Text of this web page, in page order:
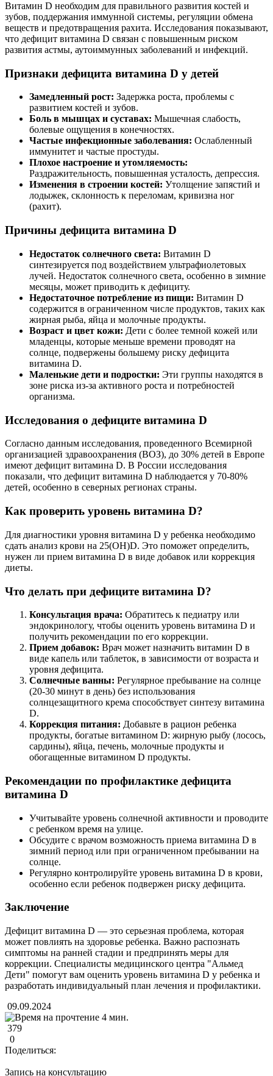
Витамин D необходим для правильного развития костей и
зубов, поддержания иммунной системы, регуляции обмена
веществ и предотвращения рахита. Исследования показывают,
что дефицит витамина D связан с повышенным риском
развития астмы, аутоиммунных заболеваний и инфекций.
Признаки дефицита витамина D у детей
Замедленный рост: Задержка роста, проблемы с
развитием костей и зубов.
Боль в мышцах и суставах: Мышечная слабость,
болевые ощущения в конечностях.
Частые инфекционные заболевания: Ослабленный
иммунитет и частые простуды.
Плохое настроение и утомляемость:
Раздражительность, повышенная усталость, депрессия.
Изменения в строении костей: Утолщение запястий и
лодыжек, склонность к переломам, кривизна ног
(рахит).
Причины дефицита витамина D
Недостаток солнечного света: Витамин D
синтезируется под воздействием ультрафиолетовых
лучей. Недостаток солнечного света, особенно в зимние
месяцы, может приводить к дефициту.
Недостаточное потребление из пищи: Витамин D
содержится в ограниченном числе продуктов, таких как
жирная рыба, яйца и молочные продукты.
Возраст и цвет кожи: Дети с более темной кожей или
младенцы, которые меньше времени проводят на
солнце, подвержены большему риску дефицита
витамина D.
Маленькие дети и подростки: Эти группы находятся в
зоне риска из-за активного роста и потребностей
организма.
Исследования о дефиците витамина D
Согласно данным исследования, проведенного Всемирной
организацией здравоохранения (ВОЗ), до 30% детей в Европе
имеют дефицит витамина D. В России исследования
показали, что дефицит витамина D наблюдается у 70-80%
детей, особенно в северных регионах страны.
Как проверить уровень витамина D?
Для диагностики уровня витамина D у ребенка необходимо
сдать анализ крови на 25(OH)D. Это поможет определить,
нужен ли прием витамина D в виде добавок или коррекция
диеты.
Что делать при дефиците витамина D?
Консультация врача: Обратитесь к педиатру или
эндокринологу, чтобы оценить уровень витамина D и
получить рекомендации по его коррекции.
Прием добавок: Врач может назначить витамин D в
виде капель или таблеток, в зависимости от возраста и
уровня дефицита.
Солнечные ванны: Регулярное пребывание на солнце
(20-30 минут в день) без использования
солнцезащитного крема способствует синтезу витамина
D.
Коррекция питания: Добавьте в рацион ребенка
продукты, богатые витамином D: жирную рыбу (лосось,
сардины), яйца, печень, молочные продукты и
обогащенные витамином D продукты.
Рекомендации по профилактике дефицита
витамина D
Учитывайте уровень солнечной активности и проводите
с ребенком время на улице.
Обсудите с врачом возможность приема витамина D в
зимний период или при ограниченном пребывании на
солнце.
Регулярно контролируйте уровень витамина D в крови,
особенно если ребенок подвержен риску дефицита.
Заключение
Дефицит витамина D — это серьезная проблема, которая
может повлиять на здоровье ребенка. Важно распознать
симптомы на ранней стадии и предпринять меры для
коррекции. Специалисты медицинского центра "Альмед
Дети" помогут вам оценить уровень витамина D у ребенка и
разработать индивидуальный план лечения и профилактики.
09.09.2024
4 мин.
379
0
Поделиться:
Запись на консультацию